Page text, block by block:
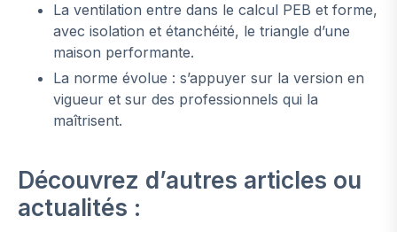
La ventilation entre dans le calcul PEB et forme,
avec isolation et étanchéité, le triangle d’une
maison performante.
La norme évolue : s’appuyer sur la version en
vigueur et sur des professionnels qui la
maîtrisent.
Découvrez d’autres articles ou
actualités :